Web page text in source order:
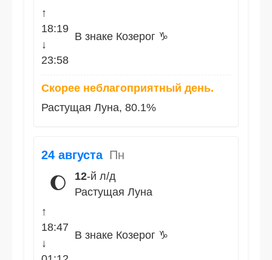
↑
18:19
↓
23:58
В знаке Козерог ♑
Скорее неблагоприятный день.
Растущая Луна, 80.1%
24 августа Пн
🌔 12-й л/д
Растущая Луна
↑
18:47
↓
В знаке Козерог ♑